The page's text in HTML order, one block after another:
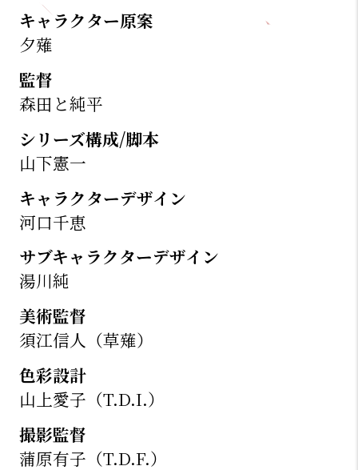
キャラクター原案
夕薙
監督
森田と純平
シリーズ構成/脚本
山下憲一
キャラクターデザイン
河口千恵
サブキャラクターデザイン
湯川純
美術監督
須江信人（草薙）
色彩設計
山上愛子（T.D.I.）
撮影監督
蒲原有子（T.D.F.）